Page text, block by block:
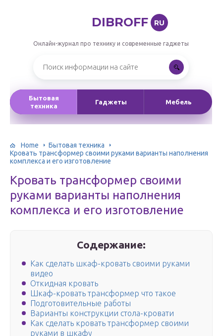
DIBROFF RU
Онлайн-журнал про технику и современные гаджеты
Бытовая
техника
Гаджеты Мебель
Home
Бытовая техника
Кровать трансформер своими руками варианты наполнения
комплекса и его изготовление
Кровать трансформер своими
руками варианты наполнения
комплекса и его изготовление
Содержание:
Как сделать шкаф-кровать своими руками
видео
Откидная кровать
Шкаф-кровать трансформер что такое
Подготовительные работы
Варианты конструкции стола-кровати
Как сделать кровать трансформер своими
руками в шкафу